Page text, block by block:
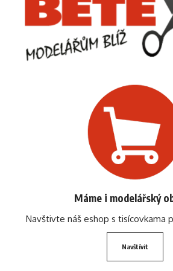
Máme i modelářský
Navštivte náš eshop s tisícovkama
Navštívit